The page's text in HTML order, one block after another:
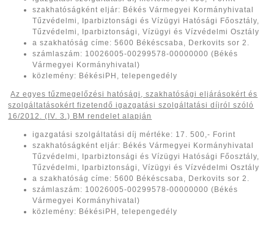
szakhatóságként eljár: Békés Vármegyei Kormányhivatal
Tűzvédelmi, Iparbiztonsági és Vízügyi Hatósági Főosztály,
Tűzvédelmi, Iparbiztonsági, Vízügyi és Vízvédelmi Osztály
a szakhatóság címe: 5600 Békéscsaba, Derkovits sor 2.
számlaszám: 10026005-00299578-00000000 (Békés
Vármegyei Kormányhivatal)
közlemény: BékésiPH, telepengedély
Az egyes tűzmegelőzési hatósági, szakhatósági eljárásokért és
szolgáltatásokért fizetendő igazgatási szolgáltatási díjról ​szóló
16/2012. (IV. 3.) BM rendelet alapján
igazgatási szolgáltatási díj mértéke: 17. 500,- Forint
szakhatóságként eljár: Békés Vármegyei Kormányhivatal
Tűzvédelmi, Iparbiztonsági és Vízügyi Hatósági Főosztály,
Tűzvédelmi, Iparbiztonsági, Vízügyi és Vízvédelmi Osztály
a szakhatóság címe: 5600 Békéscsaba, Derkovits sor 2.
számlaszám: 10026005-00299578-00000000 (Békés
Vármegyei Kormányhivatal)
közlemény: BékésiPH, telepengedély